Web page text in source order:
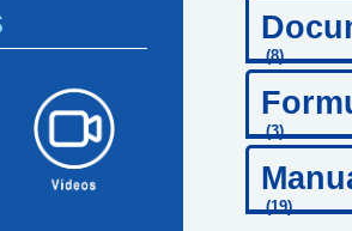
(8)
(3)
(19)